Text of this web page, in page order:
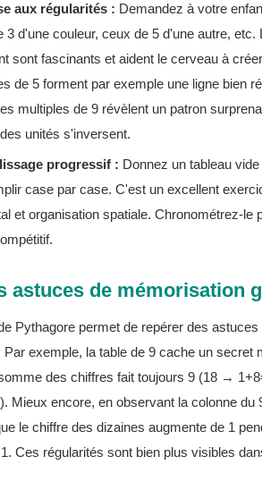
aux régularités : Demandez à votre
3 d'une couleur, ceux de 5 d'une autre,
sont fascinants et aident le cerveau à
de 5 forment par exemple une ligne bien
multiples de 9 révèlent un patron
unités s'inversent.
progressif : Donnez un tableau
case par case. C'est un excellent
et organisation spatiale. Chronométrez-le
astuces de mémorisation
Pythagore permet de repérer des
Par exemple, la table de 9 cache un secret
des chiffres fait toujours 9 (18 →
Mieux encore, en observant la colonne du
le chiffre des dizaines augmente de 1
Ces régularités sont bien plus visibles